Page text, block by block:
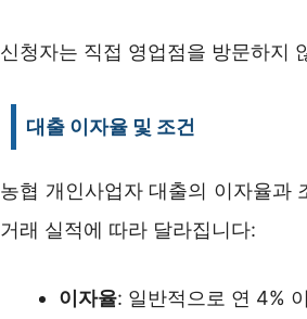
신청자는 직접 영업점을 방문하지
대출 이자율 및 조건
농협 개인사업자 대출의 이자율과
거래 실적에 따라 달라집니다:
이자율: 일반적으로 연 4%